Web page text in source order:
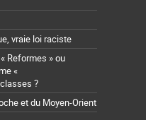
vraie loi raciste
Reformes » ou
«
?
et du Moyen-Orient